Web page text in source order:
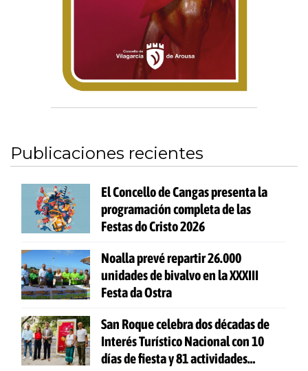
Publicaciones recientes
El Concello de Cangas presenta la
programación completa de las
Festas do Cristo 2026
Noalla prevé repartir 26.000
unidades de bivalvo en la XXXIII
Festa da Ostra
San Roque celebra dos décadas de
Interés Turístico Nacional con 10
días de fiesta y 81 actividades